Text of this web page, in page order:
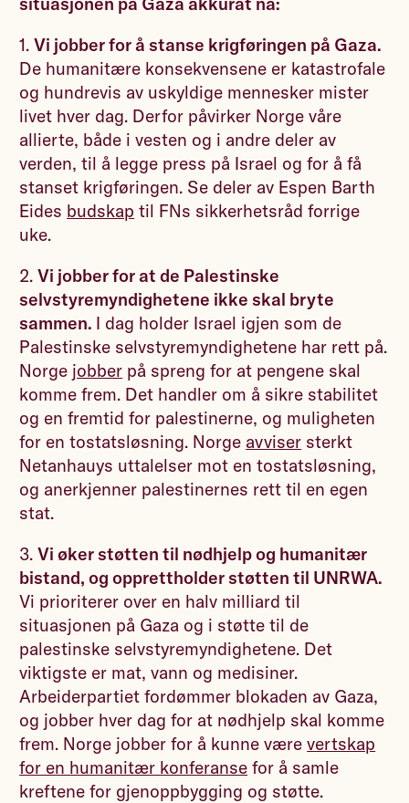
1.Vi jobber for å stanse krigføringen på Gaza.
De humanitære konsekvensene er katastrofale
og hundrevis av uskyldige mennesker mister
livet hver dag. Derfor påvirker Norge våre
allierte, både i vesten og i andre deler av
verden, til å legge press på Israel og for å få
stanset krigføringen. Se deler av Espen Barth
Eides budskap til FNs sikkerhetsråd forrige
uke.
2.Vi jobber for at de Palestinske
selvstyremyndighetene ikke skal bryte
sammen. I dag holder Israel igjen som de
Palestinske selvstyremyndighetene har rett på.
Norge jobber på spreng for at pengene skal
komme frem. Det handler om å sikre stabilitet
og en fremtid for palestinerne, og muligheten
for en tostatsløsning. Norge avviser sterkt
Netanhauys uttalelser mot en tostatsløsning,
og anerkjenner palestinernes rett til en egen
stat.
3.Vi øker støtten til nødhjelp og humanitær
bistand, og opprettholder støtten til UNRWA.
Vi prioriterer over en halv milliard til
situasjonen på Gaza og i støtte til de
palestinske selvstyremyndighetene. Det
viktigste er mat, vann og medisiner.
Arbeiderpartiet fordømmer blokaden av Gaza,
og jobber hver dag for at nødhjelp skal komme
frem. Norge jobber for å kunne værevertskap
for en humanitær konferanse for å samle
kreftene for gjenoppbygging og støtte.